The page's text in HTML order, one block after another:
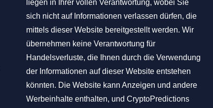
liegen in Ihrer vollen Verantwortung, wobei Sie
sich nicht auf Informationen verlassen dürfen, die
mittels dieser Website bereitgestellt werden. Wir
übernehmen keine Verantwortung für
Handelsverluste, die Ihnen durch die Verwendung
der Informationen auf dieser Website entstehen
könnten. Die Website kann Anzeigen und andere
Werbeinhalte enthalten, und CryptoPredictions